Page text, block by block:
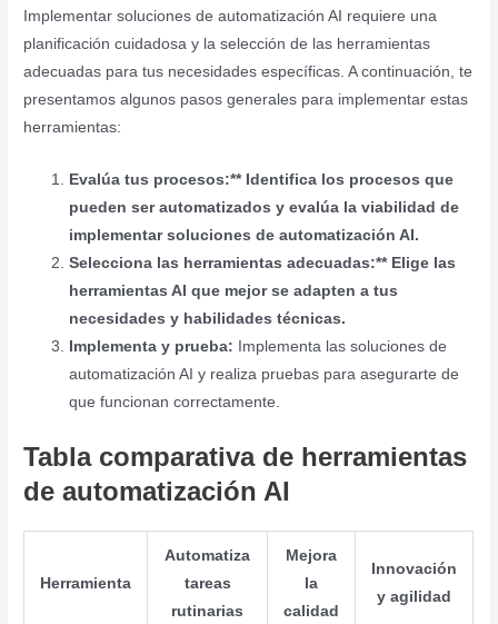
Implementar soluciones de automatización AI requiere una
planificación cuidadosa y la selección de las herramientas
adecuadas para tus necesidades específicas. A continuación, te
presentamos algunos pasos generales para implementar estas
herramientas:
Evalúa tus procesos:** Identifica los procesos que
pueden ser automatizados y evalúa la viabilidad de
implementar soluciones de automatización AI.
Selecciona las herramientas adecuadas:** Elige las
herramientas AI que mejor se adapten a tus
necesidades y habilidades técnicas.
Implementa y prueba: Implementa las soluciones de
automatización AI y realiza pruebas para asegurarte de
que funcionan correctamente.
Tabla comparativa de herramientas
de automatización AI
Herramienta
Automatiza
tareas
rutinarias
Mejora
la
calidad
Innovación
y agilidad